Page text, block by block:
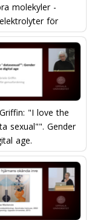
molekyler -
för
energilagring.
"I love the
sexual"". Gender
age.